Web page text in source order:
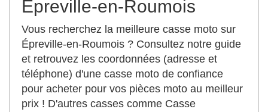
Épreville-en-Roumois
Vous recherchez la meilleure casse moto sur
Épreville-en-Roumois ? Consultez notre guide
et retrouvez les coordonnées (adresse et
téléphone) d'une casse moto de confiance
pour acheter pour vos pièces moto au meilleur
prix ! D'autres casses comme Casse